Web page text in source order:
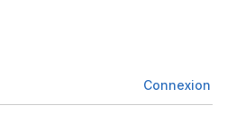
Connexion